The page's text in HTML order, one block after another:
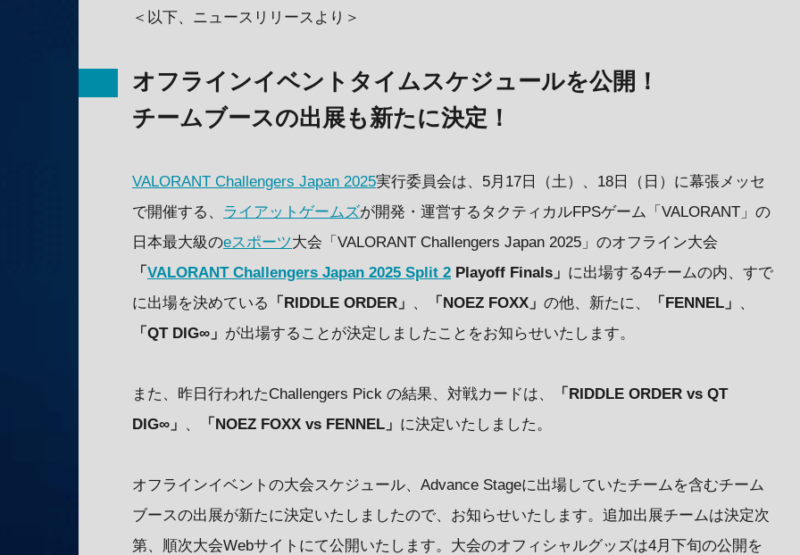
＜以下、ニュースリリースより＞
オフラインイベントタイムスケジュールを公開！
チームブースの出展も新たに決定！
VALORANT Challengers Japan 2025実行委員会は、5月17日（土）、18日（日）に幕張メッセ
で開催する、 ライアットゲームズが開発・運営するタクティカルFPSゲーム「VALORANT」の
日本最大級のeスポーツ大会「VALORANT Challengers Japan 2025」のオフライン大会
「 VALORANT Challengers Japan 2025 Split 2 Playoff Finals」 に出場する4チームの内、すで
に出場を決めている
「RIDDLE ORDER」 、 「NOEZ FOXX」 の他、新たに、 「FENNEL」 、
「QT DIG∞」 が出場することが決定しましたことをお知らせいたします。
また、昨日行われたChallengers Pick の結果、対戦カードは、
「RIDDLE ORDER vs QT
DIG∞」 、 「NOEZ FOXX vs FENNEL」 に決定いたしました。
オフラインイベントの大会スケジュール、Advance Stageに出場していたチームを含むチーム
ブースの出展が新たに決定いたしましたので、お知らせいたします。追加出展チームは決定次
第、順次大会Webサイトにて公開いたします。大会のオフィシャルグッズは4月下旬の公開を